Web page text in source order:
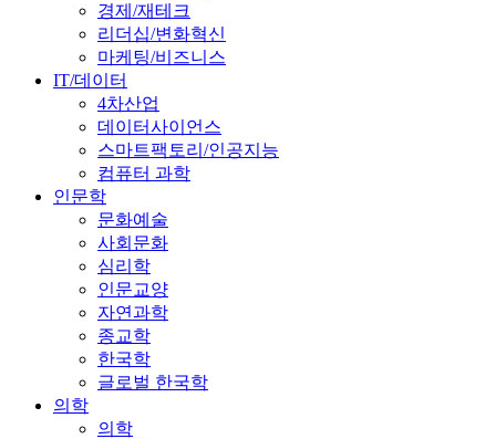
경제/재테크
리더십/변화혁신
마케팅/비즈니스
IT/데이터
4차산업
데이터사이언스
스마트팩토리/인공지능
컴퓨터 과학
인문학
문화예술
사회문화
심리학
인문교양
자연과학
종교학
한국학
글로벌 한국학
의학
의학